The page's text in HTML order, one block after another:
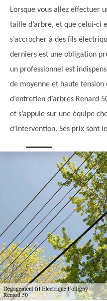
Lorsque vous allez effectuer
taille d’arbre, et que celui-ci
s’accrocher à des fils
derniers est une obligation
un professionnel est
de moyenne et haute tension
d’entretien d’arbres Renard
et s’appuie sur une équipe
d’intervention. Ses prix sont